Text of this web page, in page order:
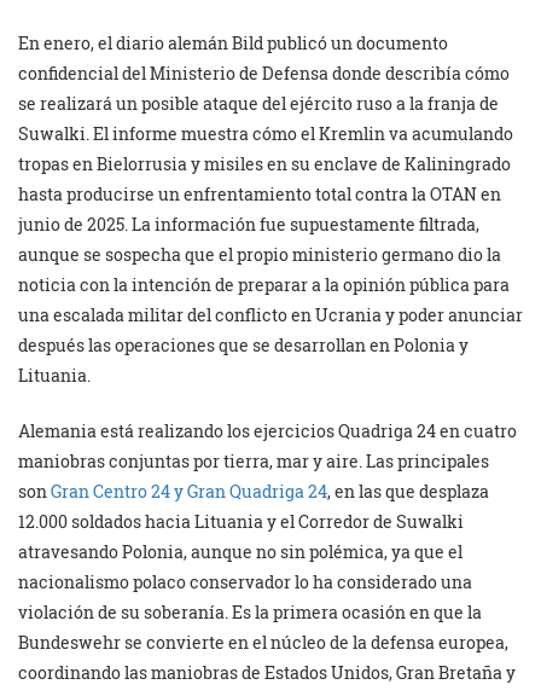
En enero, el diario alemán Bild publicó un documento
confidencial del Ministerio de Defensa donde describía cómo
se realizará un posible ataque del ejército ruso a la franja de
Suwalki. El informe muestra cómo el Kremlin va acumulando
tropas en Bielorrusia y misiles en su enclave de Kaliningrado
hasta producirse un enfrentamiento total contra la OTAN en
junio de 2025. La información fue supuestamente filtrada,
aunque se sospecha que el propio ministerio germano dio la
noticia con la intención de preparar a la opinión pública para
una escalada militar del conflicto en Ucrania y poder anunciar
después las operaciones que se desarrollan en Polonia y
Lituania.
Alemania está realizando los ejercicios Quadriga 24 en cuatro
maniobras conjuntas por tierra, mar y aire. Las principales
sonGran Centro 24 y Gran Quadriga 24, en las que desplaza
12.000 soldados hacia Lituania y el Corredor de Suwalki
atravesando Polonia, aunque no sin polémica, ya que el
nacionalismo polaco conservador lo ha considerado una
violación de su soberanía. Es la primera ocasión en que la
Bundeswehr se convierte en el núcleo de la defensa europea,
coordinando las maniobras de Estados Unidos, Gran Bretaña y